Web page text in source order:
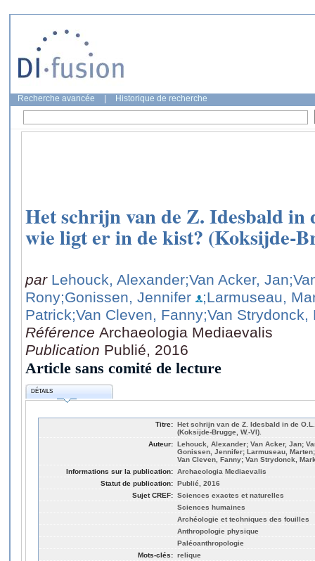
Recherche avancée Historique de recherche
Het schrijn van de Z. Idesbald in
wie ligt er in de kist? (Koksijde-
par Lehouck, Alexander;Van Acker, Jan
Rony;Gonissen, Jennifer
;Larmuseau,
Patrick;Van Cleven, Fanny;Van Strydonck,
Référence Archaeologia Mediaevalis
Publication Publié, 2016
Article sans comité de lecture
DÉTAILS
Titre: Het schrijn van de Z. Idesbald in de
(Koksijde-Brugge, W.-Vl).
Auteur: Lehouck, Alexander; Van Acker, Jan;
Gonissen, Jennifer; Larmuseau,
Van Cleven, Fanny; Van Strydonck,
Informations sur la publication: Archaeologia Mediaevalis
Statut de publication: Publié, 2016
Sujet CREF: Sciences exactes et naturelles
Sciences humaines
Archéologie et techniques des fouilles
Anthropologie physique
Paléoanthropologie
Mots-clés: relique